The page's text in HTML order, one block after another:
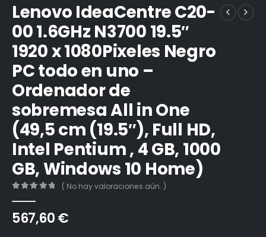
Lenovo IdeaCentre C20-
00 1.6GHz N3700 19.5″
1920 x 1080Pixeles Negro
PC todo en uno –
Ordenador de
sobremesa All in One
(49,5 cm (19.5″), Full HD,
Intel Pentium , 4 GB, 1000
GB, Windows 10 Home)
( No hay valoraciones aún. )
567,60€